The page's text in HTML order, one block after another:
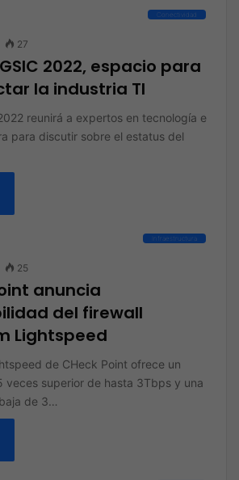
Conectividad
27
2022, espacio para
la industria TI
reunirá a expertos en tecnología e
para discutir sobre el estatus del
Infraestructura
25
anuncia
del firewall
Lightspeed
de CHeck Point ofrece un
veces superior de hasta 3Tbps y una
de 3…